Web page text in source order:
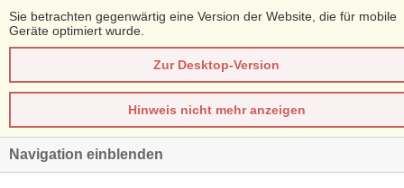
Sie betrachten gegenwärtig eine Version der Website, die für mobile
Geräte optimiert wurde.
Zur Desktop-Version
Hinweis nicht mehr anzeigen
Navigation einblenden